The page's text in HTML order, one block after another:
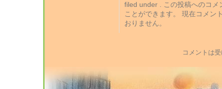
filed under . この投稿へのコ
ことができます。 現在コメン
おりません。
コメントは